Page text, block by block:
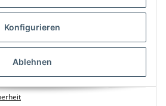
Konfigurieren
Ablehnen